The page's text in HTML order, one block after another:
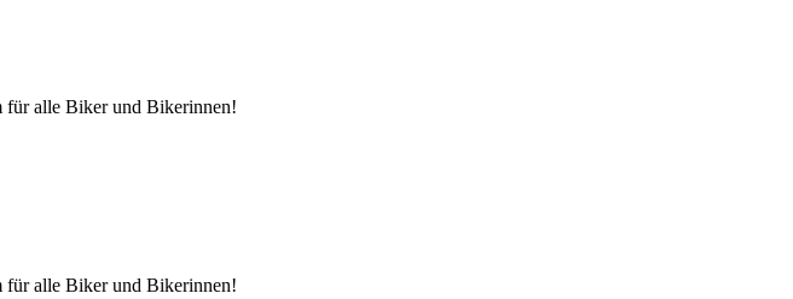
für alle Biker und Bikerinnen!
für alle Biker und Bikerinnen!